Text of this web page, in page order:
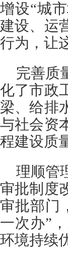
增设“城
建设、运
行为，让
完善质
化了市政
梁、给排
与社会资
程建设质
理顺管
审批制度
审批部门
一次办”
环境持续